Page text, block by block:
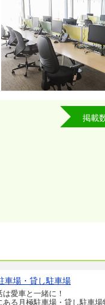
掲載
車場・貸し駐車場
は愛車と一緒に！
ある月極駐車場・貸し駐車場